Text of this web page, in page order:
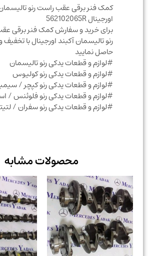
کمک فنر برقی عقب راست رنو تالیسمان
اورجینال 562102065R
برای خرید و سفارش کمک فنر برقی عقب
رنو تالیسمان آکبند اورجینال با تخفیف
حاصل نمایید
#لوازم و قطعات یدکی رنو تالیسمان
#لوازم و قطعات یدکی رنو کولیوس
#لوازم و قطعات یدکی رنو کپچر / سیمبل
#لوازم و قطعات یدکی رنو فلوئنس / اسکالا
#لوازم و قطعات یدکی رنو سفران / لتیتود /
محصولات مشابه